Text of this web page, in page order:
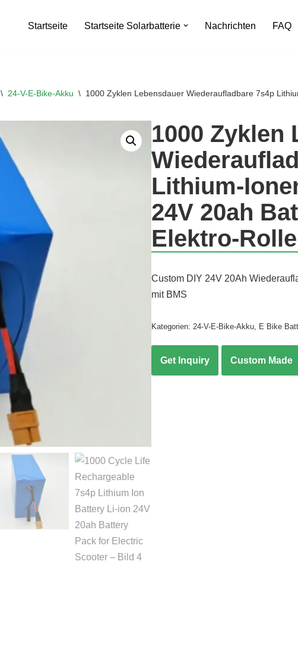
Startseite Startseite Solarbatterie Nachrichten FAQ
\ 24-V-E-Bike-Akku \ 1000 Zyklen Lebensdauer Wiederaufladbare 7s4p
1000 Zyklen
Lithium-
24V 20ah
Elektro-
Custom DIY 24V 20Ah
mit BMS
Kategorien:24-V-E-Bike-Akku, E Bike